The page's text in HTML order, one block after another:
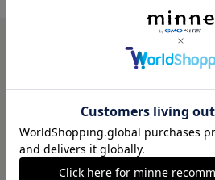
minneについて
minneで買いたい
作品をさがす
ショップをさがす